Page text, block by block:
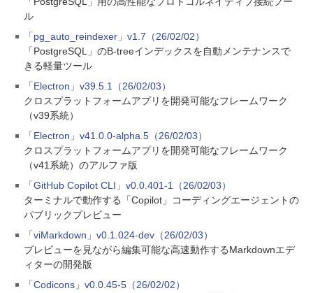
ル
「pg_auto_reindexer」v1.7（26/02/02）
「PostgreSQL」のB-treeインデックスを自動メンテナンスで
きる軽量ツール
「Electron」v39.5.1（26/02/03）
クロスプラットフォームアプリを開発可能なフレームワーク
（v39系統）
「Electron」v41.0.0-alpha.5（26/02/03）
クロスプラットフォームアプリを開発可能なフレームワーク
（v41系統）のアルファ版
「GitHub Copilot CLI」v0.0.401-1（26/02/03）
ターミナルで動作する「Copilot」コーディングエージェントの
パブリックプレビュー
「viMarkdown」v0.1.024-dev（26/02/03）
プレビューを見ながら編集可能な高速動作するMarkdownエデ
ィターの開発版
「Codicons」v0.0.45-5（26/02/02）